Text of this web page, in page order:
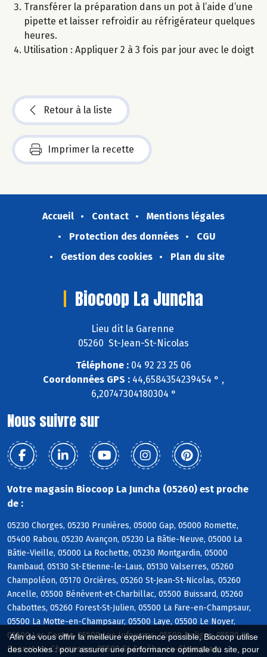
Afin de vous offrir la meilleure expérience possible, Biocoop utilise
des cookies : pour assurer une performance optimale du site, pour
Transférer la préparation dans un pot à l’aide d’une
pipette et laisser refroidir au réfrigérateur quelques
heures.
Utilisation : Appliquer 2 à 3 fois par jour avec le doigt
Retour à la liste
Imprimer la recette
Accueil Contact
Mentions légales
Protection des données
CGU
Gestion des cookies
Plan du site
Biocoop La Juncha
Lieu dit la Garenne
05260 St-Jean-St-Nicolas
Téléphone : 04 92 23 25 06
Coordonnées GPS : 44,6584354239454 ° ,
6,20747304180304 °
Nous suivre sur
Votre magasin Biocoop La Juncha (05260) est proche
de :
05230 Chorges, 05230 Prunières, 05000 Gap, 05000 Romette,
05400 Rabou, 05230 Avançon, 05230 La Bâtie-Neuve, 05000 La
Bâtie-Vieille, 05000 La Rochette, 05230 Montgardin, 05000
Rambaud, 05130 St-Etienne-le-Laus, 05130 Valserres, 05260
Champoléon, 05170 Orcières, 05260 St-Jean-St-Nicolas, 05260
Ancelle, 05500 Bénévent-et-Charbillac, 05500 Buissard, 05260
Chabottes, 05260 Forest-St-Julien, 05500 La Fare-en-Champsaur,
05500 La Motte-en-Champsaur, 05500 Laye, 05500 Le Noyer,
05500 Les Costes, 05500 Les Infournas, 05500 Poligny, 05500 St-
Bonnet-en-Champsaur, 05500 St-Eusèbe-en-Champsaur